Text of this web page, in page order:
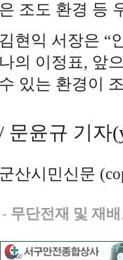
은 조도 환경 등
김현익 서장은 “
나의 이정표, 앞
수 있는 환경이
문윤규 기자
군산시민신문
- 무단전재 및 재